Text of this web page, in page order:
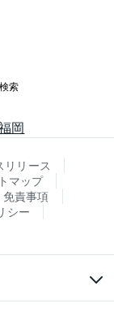
索
岡
リリース
マップ
責事項
シー